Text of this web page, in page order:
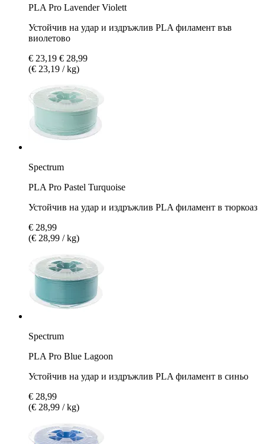
PLA Pro Lavender Violett
Устойчив на удар и издръжлив PLA филамент във
виолетово
€ 23,19 € 28,99
(€ 23,19 / kg)
Spectrum
PLA Pro Pastel Turquoise
Устойчив на удар и издръжлив PLA филамент в тюркоаз
€ 28,99
(€ 28,99 / kg)
Spectrum
PLA Pro Blue Lagoon
Устойчив на удар и издръжлив PLA филамент в синьо
€ 28,99
(€ 28,99 / kg)